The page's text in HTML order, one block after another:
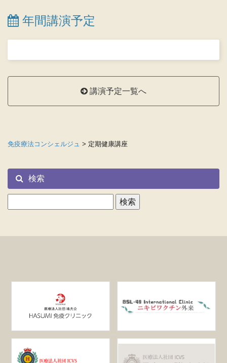
年間講演予定
講演予定一覧へ
免疫療法コンシェルジュ > 定期健康講座
検索